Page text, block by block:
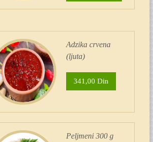
Adzika crvena
(ljuta)
341,00 Din
Peljmeni 300 g